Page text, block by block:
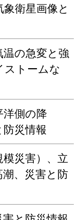
衛星画像と
温の急変と強
ストームな
洋側の降
災情報
災害）、立
、災害と防